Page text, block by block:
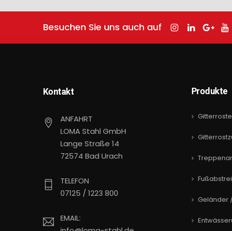
Besuchen Sie uns auch auf
Kontakt
ANFAHRT
LOMA Stahl GmbH
Lange Straße 14
72574 Bad Urach
TELEFON
07125 / 1223 800
EMAIL:
Produkte
Geländer